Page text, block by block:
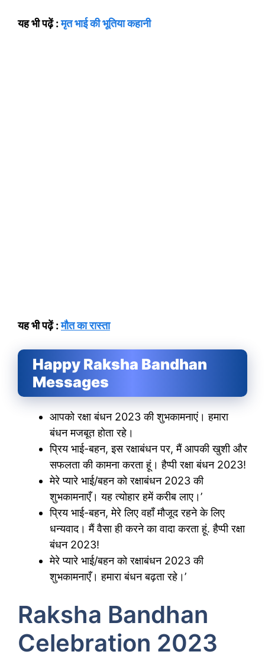
यह भी पढ़ें :मृत भाई की भूतिया कहानी
यह भी पढ़ें :मौत का रास्ता
Happy Raksha Bandhan
Messages
आपको रक्षा बंधन 2023 की शुभकामनाएं। हमारा
बंधन मजबूत होता रहे।
प्रिय भाई-बहन, इस रक्षाबंधन पर, मैं आपकी खुशी और
सफलता की कामना करता हूं। हैप्पी रक्षा बंधन 2023!
मेरे प्यारे भाई/बहन को रक्षाबंधन 2023 की
शुभकामनाएँ। यह त्योहार हमें करीब लाए।’
प्रिय भाई-बहन, मेरे लिए वहाँ मौजूद रहने के लिए
धन्यवाद। मैं वैसा ही करने का वादा करता हूं. हैप्पी रक्षा
बंधन 2023!
मेरे प्यारे भाई/बहन को रक्षाबंधन 2023 की
शुभकामनाएँ। हमारा बंधन बढ़ता रहे।’
Raksha Bandhan
Celebration 2023